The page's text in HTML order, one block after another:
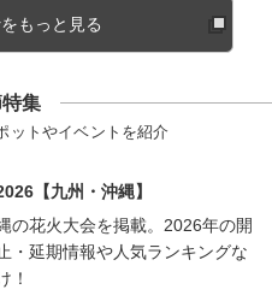
もっと見る
集
ットやイベントを紹介
【九州・沖縄】
の花火大会を掲載。2026年の開
・延期情報や人気ランキングな
！